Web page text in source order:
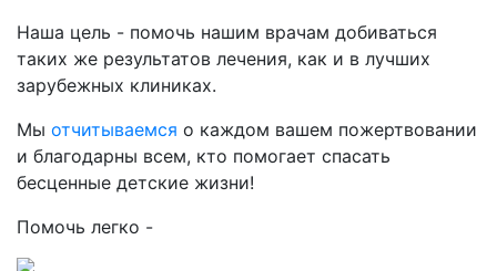
Наша цель - помочь нашим врачам добиваться
таких же результатов лечения, как и в лучших
зарубежных клиниках.
Мы отчитываемся о каждом вашем пожертвовании
и благодарны всем, кто помогает спасать
бесценные детские жизни!
Помочь легко -